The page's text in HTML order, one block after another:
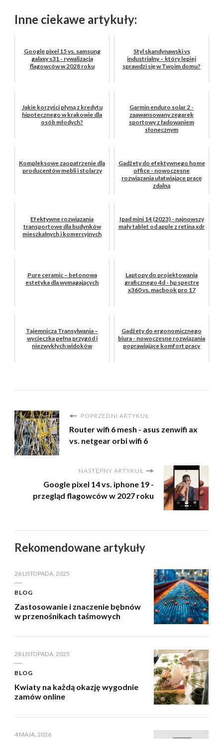
Inne ciekawe artykuły:
Google pixel 15 vs. samsung
galaxy s31 - rywalizacja
flagowców w 2028 roku
Styl skandynawski vs
industrialny – który lepiej
sprawdzi się w Twoim domu?
Jakie korzyści płyną z kredytu
hipotecznego w krakowie dla
osób młodych?
Garmin enduro solar 2 -
zaawansowany zegarek
sportowy z ładowaniem
słonecznym
Kompleksowe zaopatrzenie dla
producentów mebli i stolarzy
Gadżety do efektywnego home
office - nowoczesne
rozwiązania ułatwiające pracę
zdalną
Efektywne rozwiązania
transportowe dla budynków
mieszkalnych i komercyjnych
Ipad mini 14 (2023) - najnowszy
mały tablet od apple z retina xdr
Pure ceramic – betonowa
estetyka dla wymagających
Laptopy do projektowania
graficznego 4d - hp spectre
x360 vs. macbook pro 17
Tajemnicza Transylwania –
wycieczka pełna przygód i
niezwykłych widoków
Gadżety do ergonomicznego
biura - nowoczesne rozwiązania
poprawiające komfort pracy
POPRZEDNI ARTYKUŁ
Router wifi 6 mesh - asus zenwifi ax
vs. netgear orbi wifi 6
NASTĘPNY ARTYKUŁ
Google pixel 14 vs. iphone 19 -
przegląd flagowców w 2027 roku
Rekomendowane artykuły
26 LISTOPADA, 2025
BLOG
Zastosowanie i znaczenie bębnów
w przenośnikach taśmowych
28 LISTOPADA, 2025
BLOG
Kwiaty na każdą okazję wygodnie
zamów online
4 MAJA, 2026